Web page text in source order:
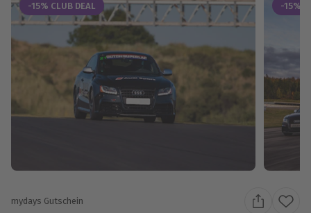
-15% CLUB DEAL -15%
mydays Gutschein